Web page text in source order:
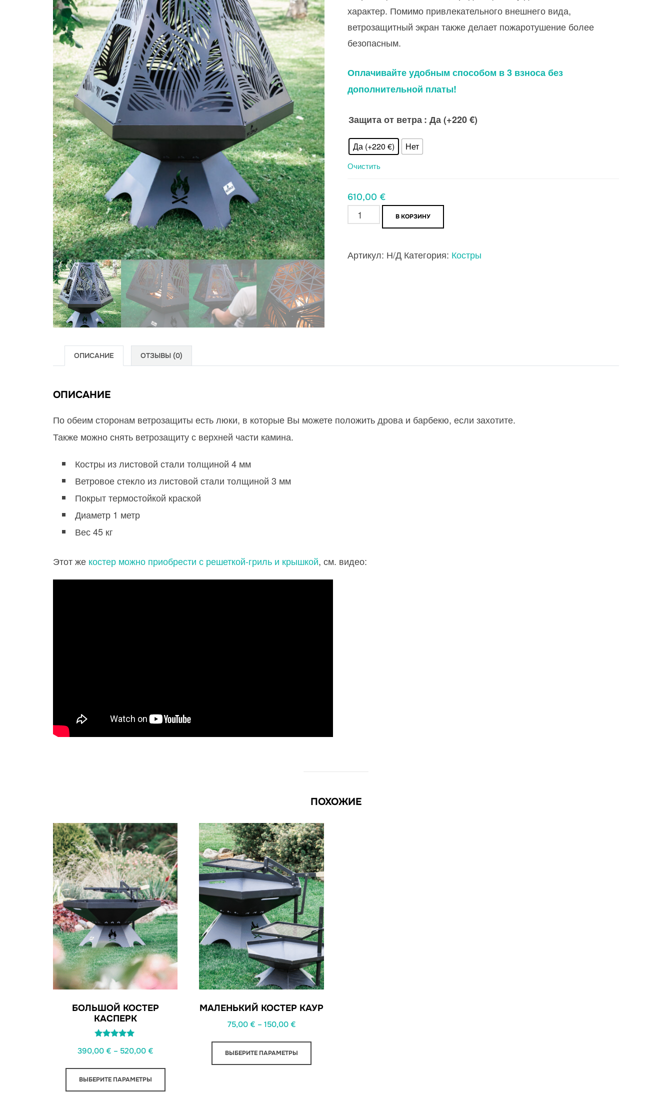
610,00 €
характер. Помимо привлекательного внешнего вида,
ветрозащитный экран также делает пожаротушение более
безопасным.
Оплачивайте удобным способом в 3 взноса без
дополнительной платы!
Защита от ветра : Да (+220 €)
Да (+220 €) Нет
Очистить
610,00 €
Количество
товара
лодка
В КОРЗИНУ
Артикул: Н/Д Категория: Костры
ОПИСАНИЕ ОТЗЫВЫ (0)
ОПИСАНИЕ
По обеим сторонам ветрозащиты есть люки, в которые Вы можете положить дрова и барбекю, если захотите.
Также можно снять ветрозащиту с верхней части камина.
Костры из листовой стали толщиной 4 мм
Ветровое стекло из листовой стали толщиной 3 мм
Покрыт термостойкой краской
Диаметр 1 метр
Вес 45 кг
Этот же костер можно приобрести с решеткой-гриль и крышкой, см. видео:
ПОХОЖИЕ
БОЛЬШОЙ КОСТЕР
КАСПЕРК
5.00
390,00 € – 520,00 €Диапазон
–
ВЫБЕРИТЕ ПАРАМЕТРЫ
У
МАЛЕНЬКИЙ КОСТЕР КАУР
75,00 € – 150,00 €Диапазон
75,00 €
–
ВЫБЕРИТЕ ПАРАМЕТРЫ
У